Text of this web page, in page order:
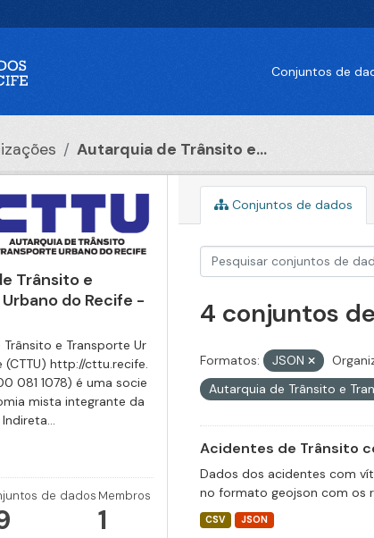
Conjuntos de
Autarquia de Trânsito e...
Trânsito e
do Recife -
e Transporte Ur
(CTTU) http://cttu.recife.
081 1078) é uma socie
mista integrante da
de dados Membros
1
Conjuntos de dados
4 conjuntos
Formatos: JSON
Autarquia de Trânsito e
Acidentes de Trânsito
Dados dos acidentes com
no formato geojson com os
CSV JSON